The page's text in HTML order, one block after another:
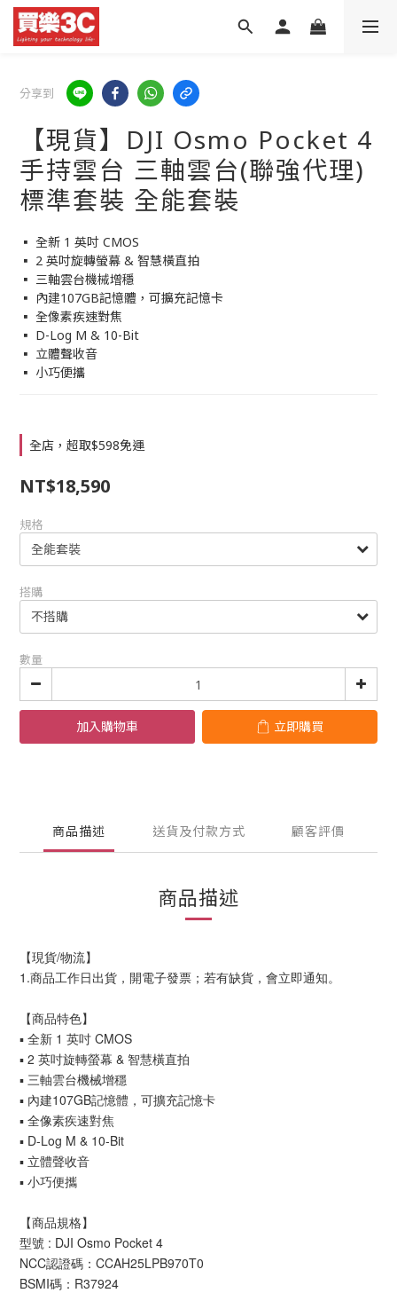
分享到
【現貨】DJI Osmo Pocket 4
手持雲台 三軸雲台(聯強代理)
標準套裝 全能套裝
▪ 全新 1 英吋 CMOS
▪ 2 英吋旋轉螢幕 & 智慧橫直拍
▪ 三軸雲台機械增穩
▪ 內建107GB記憶體，可擴充記憶卡
▪ 全像素疾速對焦
▪ D-Log M & 10-Bit
▪ 立體聲收音
▪ 小巧便攜
全店，超取$598免運
NT$18,590
規格
搭購
數量
加入購物車 立即購買
商品描述 送貨及付款方式 顧客評價
商品描述
【現貨/物流】
1.商品工作日出貨，開電子發票；若有缺貨，會立即通知。
【商品特色】
▪ 全新 1 英吋 CMOS
▪ 2 英吋旋轉螢幕 & 智慧橫直拍
▪ 三軸雲台機械增穩
▪ 內建107GB記憶體，可擴充記憶卡
▪ 全像素疾速對焦
▪ D-Log M & 10-Bit
▪ 立體聲收音
▪ 小巧便攜
【商品規格】
型號 : DJI Osmo Pocket 4
NCC認證碼：CCAH25LPB970T0
BSMI碼：R37924